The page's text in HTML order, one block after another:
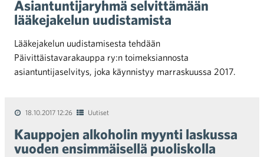
Asiantuntijaryhmä selvittämään
lääkejakelun uudistamista
Lääkejakelun uudistamisesta tehdään
Päivittäistavarakauppa ry:n toimeksiannosta
asiantuntijaselvitys, joka käynnistyy marraskuussa 2017.
18.10.2017 12:26 Uutiset
Kauppojen alkoholin myynti laskussa
vuoden ensimmäisellä puoliskolla